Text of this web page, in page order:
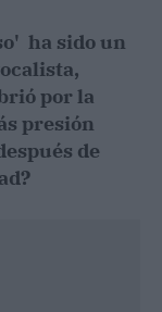
ha sido un
por la
presión
de